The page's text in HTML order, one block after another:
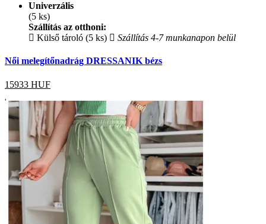
Univerzális
(5 ks)
Szállítás az otthoni:
Külső tároló (5 ks)
Szállítás 4-7 munkanapon belül
Női melegítőnadrág DRESSANIK bézs
15933 HUF